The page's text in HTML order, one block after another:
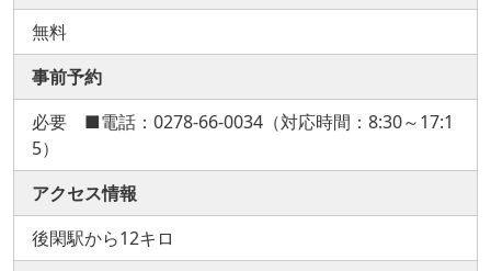
無料
事前予約
必要 ■電話：0278-66-0034（対応時間：8:30～17:1
5）
アクセス情報
後閑駅から12キロ